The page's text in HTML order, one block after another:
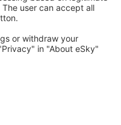
pentru utilizatorii